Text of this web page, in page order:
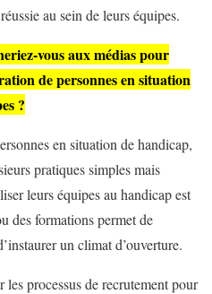
au sein de leurs équipes.
vous aux médias pour
de personnes en situation
?
en situation de handicap,
pratiques simples mais
leurs équipes au handicap est
des formations permet de
un climat d’ouverture.
processus de recrutement pour